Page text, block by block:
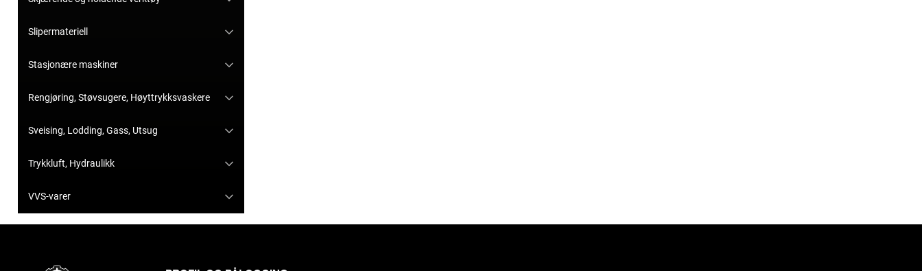
Slipermateriell
Stasjonære maskiner
Rengjøring, Støvsugere, Høyttrykksvaskere
Sveising, Lodding, Gass, Utsug
Trykkluft, Hydraulikk
VVS-varer